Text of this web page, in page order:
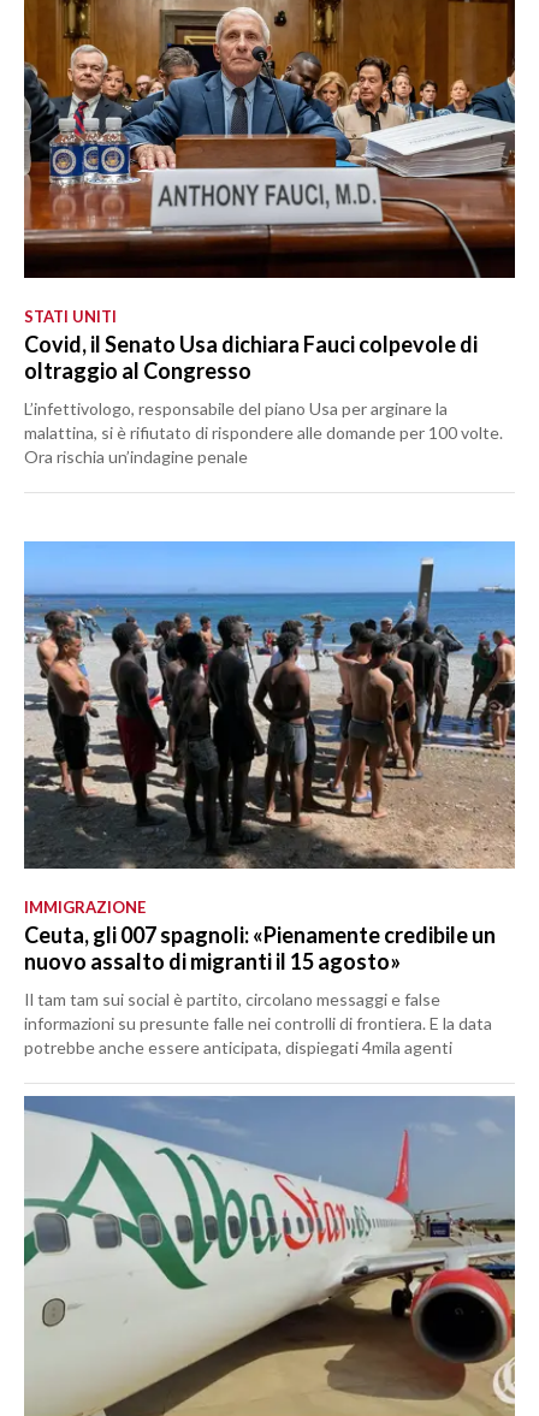
STATI UNITI
Covid, il Senato Usa dichiara Fauci colpevole di
oltraggio al Congresso
L’infettivologo, responsabile del piano Usa per arginare la
malattina, si è rifiutato di rispondere alle domande per 100 volte.
Ora rischia un’indagine penale
IMMIGRAZIONE
Ceuta, gli 007 spagnoli: «Pienamente credibile un
nuovo assalto di migranti il 15 agosto»
Il tam tam sui social è partito, circolano messaggi e false
informazioni su presunte falle nei controlli di frontiera. E la data
potrebbe anche essere anticipata, dispiegati 4mila agenti